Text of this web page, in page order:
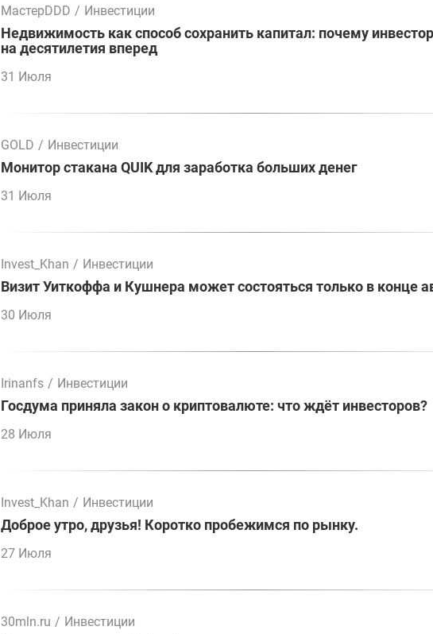
МастерDDD / Инвестиции
Недвижимость как способ сохранить капитал: почему
на десятилетия вперед
31 Июля
GOLD / Инвестиции
Монитор стакана QUIK для заработка больших денег
31 Июля
Invest_Khan / Инвестиции
Визит Уиткоффа и Кушнера может состояться только в конце
30 Июля
Irinanfs / Инвестиции
Госдума приняла закон о криптовалюте: что ждёт инвесторов?
28 Июля
Invest_Khan / Инвестиции
Доброе утро, друзья! Коротко пробежимся по рынку.
27 Июля
30mln.ru / Инвестиции